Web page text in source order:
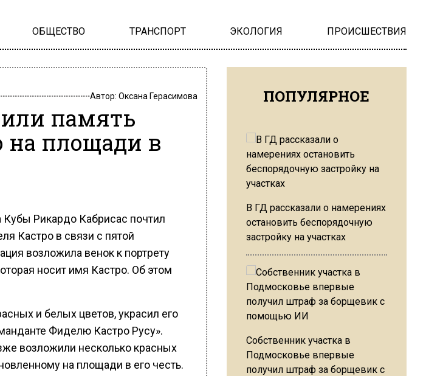
ОБЩЕСТВО ТРАНСПОРТ ЭКОЛОГИЯ ПРОИСШЕСТВИЯ
Автор: Оксана Герасимова
память
на площади в
Рикардо Кабрисас почтил
Кастро в связи с пятой
возложила венок к портрету
носит имя Кастро. Об этом
и белых цветов, украсил его
Фиделю Кастро Русу».
возложили несколько красных
на площади в его честь.
ПОПУЛЯРНОЕ
В ГД рассказали о намерениях
остановить беспорядочную
застройку на участках
Собственник участка в
Подмосковье впервые
получил штраф за борщевик с